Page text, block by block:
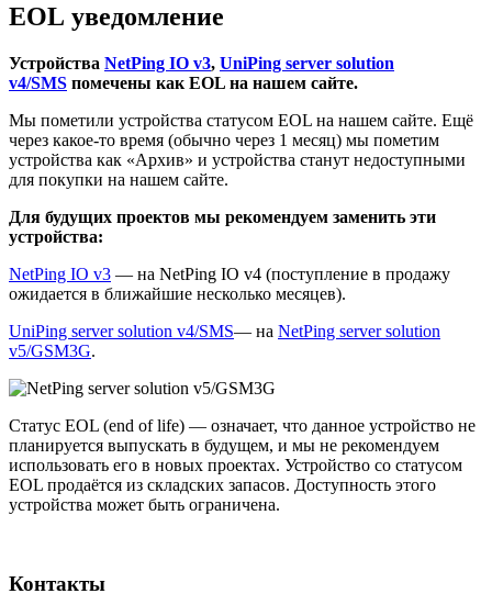
EOL уведомление
Устройства NetPing IO v3, UniPing server solution
v4/SMS помечены как EOL на нашем сайте.
Мы пометили устройства статусом EOL на нашем сайте. Ещё
через какое-то время (обычно через 1 месяц) мы пометим
устройства как «‎Архив» и устройства станут недоступными
для покупки на нашем сайте.
Для будущих проектов мы рекомендуем заменить эти
устройства:
NetPing IO v3 — на NetPing IO v4 (поступление в продажу
ожидается в ближайшие несколько месяцев).
UniPing server solution v4/SMS— на NetPing server solution
v5/GSM3G.
Статус EOL (end of life) — означает, что данное устройство не
планируется выпускать в будущем, и мы не рекомендуем
использовать его в новых проектах. Устройство со статусом
EOL продаётся из складских запасов. Доступность этого
устройства может быть ограничена.
Контакты